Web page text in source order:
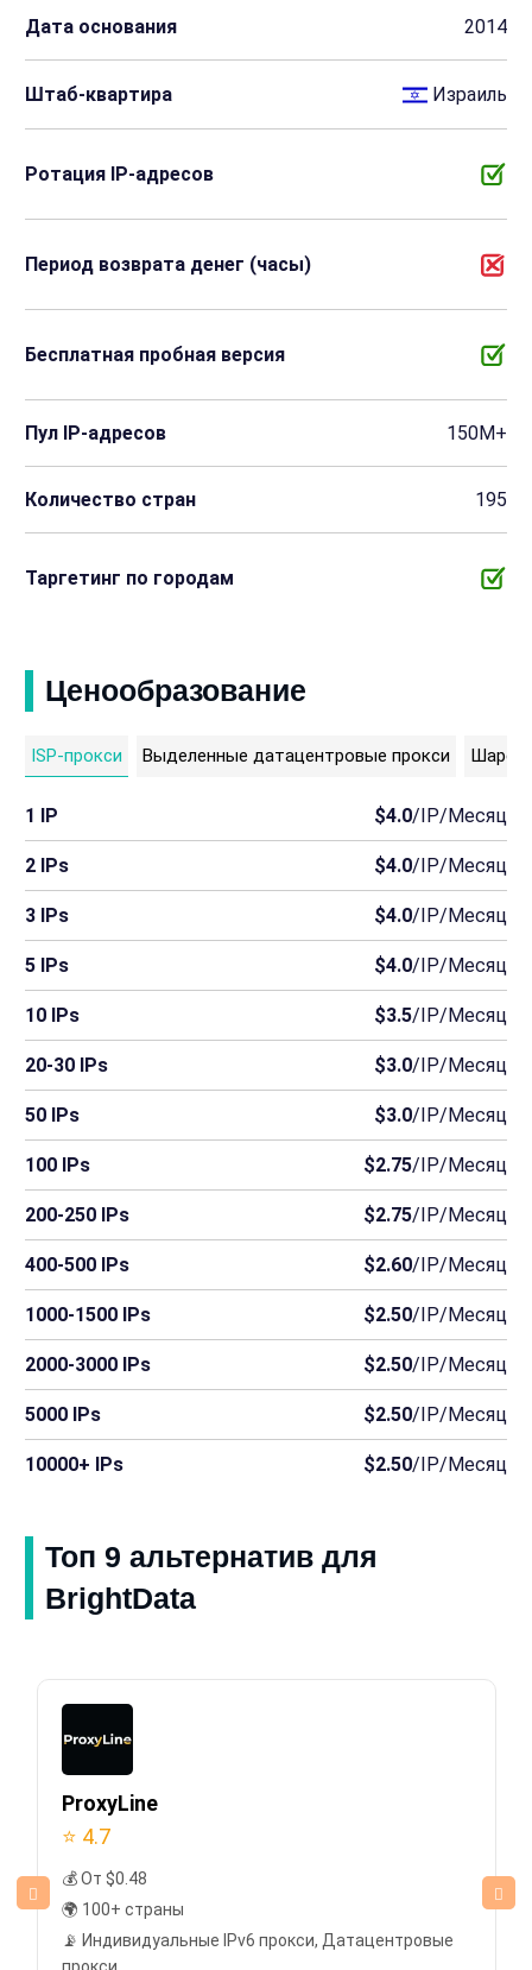
Дата основания 2014
Штаб-квартира Израиль
Ротация IP-адресов
Период возврата денег (часы)
Бесплатная пробная версия
Пул IP-адресов 150M+
Количество стран 195
Таргетинг по городам
Ценообразование
ISP-прокси Выделенные датацентровые прокси Шаред
1 IP $4.0/IP/Месяц
2 IPs $4.0/IP/Месяц
3 IPs $4.0/IP/Месяц
5 IPs $4.0/IP/Месяц
10 IPs $3.5/IP/Месяц
20-30 IPs $3.0/IP/Месяц
50 IPs $3.0/IP/Месяц
100 IPs $2.75/IP/Месяц
200-250 IPs $2.75/IP/Месяц
400-500 IPs $2.60/IP/Месяц
1000-1500 IPs $2.50/IP/Месяц
2000-3000 IPs $2.50/IP/Месяц
5000 IPs $2.50/IP/Месяц
10000+ IPs $2.50/IP/Месяц
Топ 9 альтернатив для
BrightData
ProxyLine
⭐ 4.7
💰 От $0.48
🌍 100+ страны
📡 Индивидуальные IPv6 прокси, Датацентровые